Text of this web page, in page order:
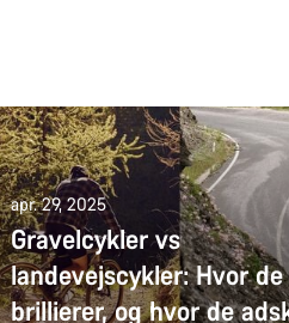
apr. 29, 2025
Gravelcykler vs
landevejscykler: Hvor de
brillierer, og hvor de